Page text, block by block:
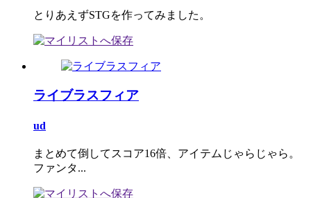
とりあえずSTGを作ってみました。
ライブラスフィア
ud
まとめて倒してスコア16倍、アイテムじゃらじゃら。
ファンタ...